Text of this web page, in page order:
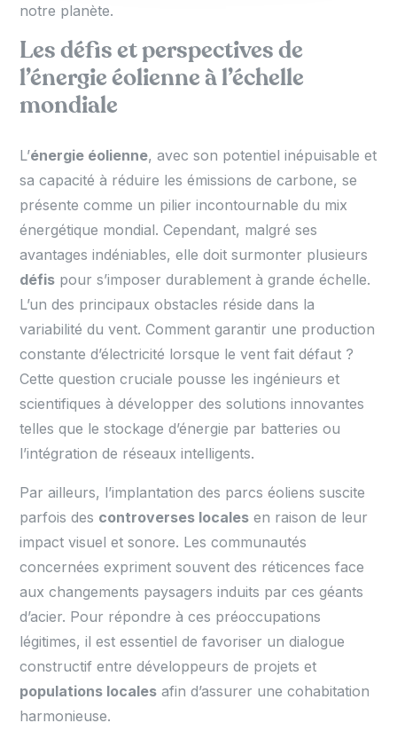
notre planète.
Les défis et perspectives de
l’énergie éolienne à l’échelle
mondiale
L’énergie éolienne, avec son potentiel inépuisable et
sa capacité à réduire les émissions de carbone, se
présente comme un pilier incontournable du mix
énergétique mondial. Cependant, malgré ses
avantages indéniables, elle doit surmonter plusieurs
défis pour s’imposer durablement à grande échelle.
L’un des principaux obstacles réside dans la
variabilité du vent. Comment garantir une production
constante d’électricité lorsque le vent fait défaut ?
Cette question cruciale pousse les ingénieurs et
scientifiques à développer des solutions innovantes
telles que le stockage d’énergie par batteries ou
l’intégration de réseaux intelligents.
Par ailleurs, l’implantation des parcs éoliens suscite
parfois des controverses locales en raison de leur
impact visuel et sonore. Les communautés
concernées expriment souvent des réticences face
aux changements paysagers induits par ces géants
d’acier. Pour répondre à ces préoccupations
légitimes, il est essentiel de favoriser un dialogue
constructif entre développeurs de projets et
populations locales afin d’assurer une cohabitation
harmonieuse.